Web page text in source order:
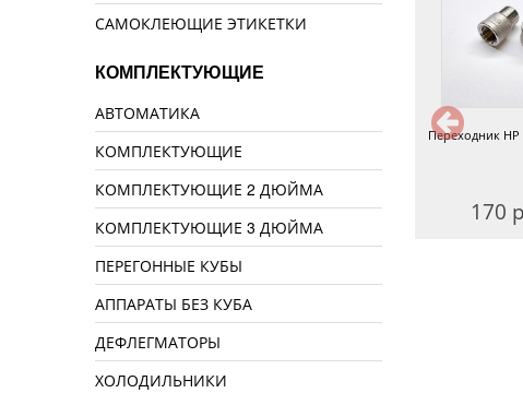
кламп — резьба
390 руб.
Сгон НР 1/4
90 руб.
Переходник
170
САМОКЛЕЮЩИЕ ЭТИКЕТКИ
КОМПЛЕКТУЮЩИЕ
АВТОМАТИКА
КОМПЛЕКТУЮЩИЕ
КОМПЛЕКТУЮЩИЕ 2 ДЮЙМА
КОМПЛЕКТУЮЩИЕ 3 ДЮЙМА
ПЕРЕГОННЫЕ КУБЫ
АППАРАТЫ БЕЗ КУБА
ДЕФЛЕГМАТОРЫ
ХОЛОДИЛЬНИКИ